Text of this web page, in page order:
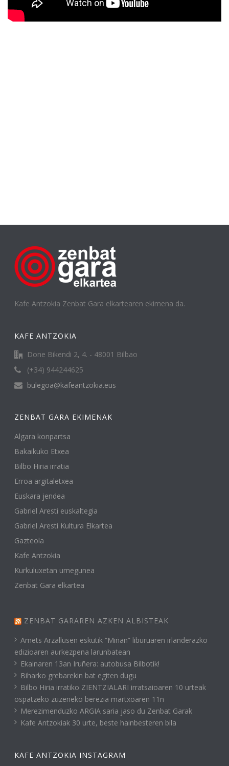
Kafe Antzokia Zenbat Gara elkartearen ekimena da.
KAFE ANTZOKIA
Done Bikendi 2, 4. - 48001 Bilbao
(+34) 944244625
bulegoa@kafeantzokia.eus
ZENBAT GARA EKIMENAK
Algara konpartsa
Bakaikuko Etxea
Bilbo Hiria irratia
Erroa argitaletxea
Euskara jendea
Gabriel Aresti euskaltegia
Gabriel Aresti Kultura Elkartea
Gazteola
Kafe Antzokia
Kurkuluxetan umegunea
Zenbat Gara elkartea
ZENBAT GARAREN AZKEN ALBISTEAK
Amets Arzallusen eskutik “Miñan” liburuaren irlanderazko
edizioaren aurkezpena larunbatean
Ekainaren 13an Iruñera: autobusa Bilbotik!
Biharko grebarekin bat egiten dugu
Bilbo Hiria irratiko ZIENTZIALARI irratsaioaren 10 urteak
ospatzeko zuzeneko berezia martxoaren 11n
Merezimenduzko ARGIA saria jaso du Zenbat Garak
Kafe Antzokiak 30 urte, beste hainbesteren bila
KAFE ANTZOKIA INSTAGRAM